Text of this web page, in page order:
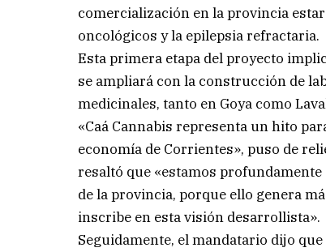
comercialización en la provincia
oncológicos y la epilepsia refractaria.
Esta primera etapa del proyecto
se ampliará con la construcción de
medicinales, tanto en Goya como
«Caá Cannabis representa un hito
economía de Corrientes», puso de
resaltó que «estamos
de la provincia, porque ello genera
inscribe en esta visión desarrollista».
Seguidamente, el mandatario dijo